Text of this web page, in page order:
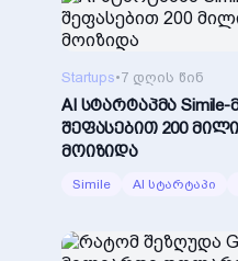
Startups•7 დღის წინ
AI სტარტაპმა
შეფასებით 200
მოიზიდა
Simile AI სტარტაპი